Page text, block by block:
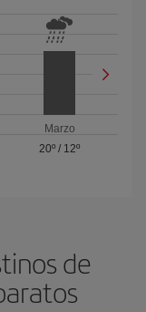
Marzo
20º / 12º
de